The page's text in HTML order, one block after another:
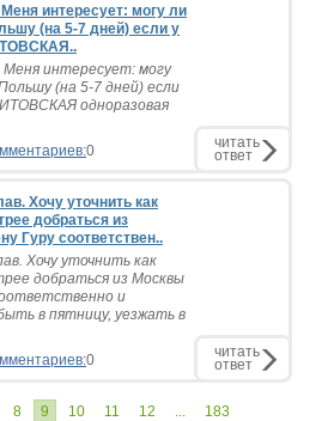
интересует: могу ли
(на 5-7 дней) если у
интересует: могу
(на 5-7 дней) если
одноразовая
0 читать
ответ
Хочу уточнить как
добраться из
Гуру соответствен..
Хочу уточнить как
добраться из Москвы
и
в пятницу, уезжать в
0 читать
ответ
8 9 10 11 12 ...
183